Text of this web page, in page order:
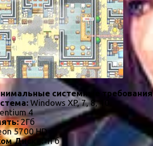
системные требования
Windows XP, 7, 8, 10
4
2Гб
5700 HD
Диске:
1Гб